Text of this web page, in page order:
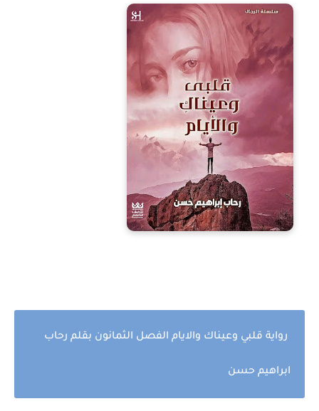
رواية قلبي وعيناك والايام الفصل الثمانون بقلم رحاب
ابراهيم حسن